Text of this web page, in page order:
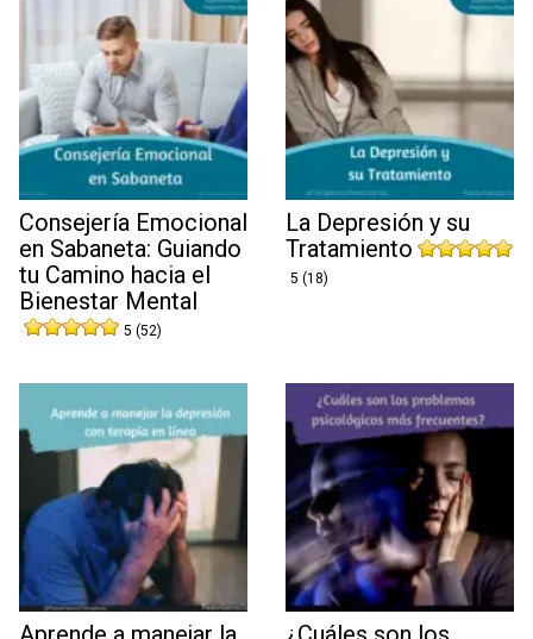
Consejería Emocional
en Sabaneta: Guiando
tu Camino hacia el
Bienestar Mental
5 (52)
La Depresión y su
Tratamiento
5 (18)